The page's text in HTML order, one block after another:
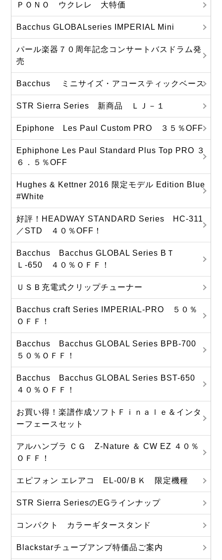
ＰＯＮＯ ウクレレ 大特価
Bacchus GLOBALseries IMPERIAL Mini
パール楽器７０周年記念コンサートバスドラム発
売
Bacchus ミニサイズ・アコースティックベース
STR Sierra Series 新商品 ＬＪ－１
Epiphone Les Paul Custom PRO ３５％OFF
Ephiphone Les Paul Standard Plus Top PRO ３
６．５％OFF
Hughes & Kettner 2016 限定モデル Edition Blue
#White
好評！HEADWAY STANDARD Series HC-311
／STD ４０％OFF！
Bacchus Bacchus GLOBAL Series BＴ
Ｌ-650 ４０％ＯＦＦ！
ＵＳＢ充電式クリップチューナー
Bacchus craft Series IMPERIAL-PRO ５０％
ＯＦＦ！
Bacchus Bacchus GLOBAL Series BPB-700
５０％ＯＦＦ！
Bacchus Bacchus GLOBAL Series BST-650
４０％ＯＦＦ！
お買い得！楽譜作成ソフトＦｉｎａｌｅ＆インタ
ーフェースセット
アルハンブラ ＣＧ Z-Nature ＆ CW EZ ４０％
ＯＦＦ！
エピフォン エレアコ EL-00/ＢＫ 限定機種
STR Sierra SeriesのEGラインナップ
コンパクト カラーギタースタンド
Blackstarチューブアンプ特価品ご案内